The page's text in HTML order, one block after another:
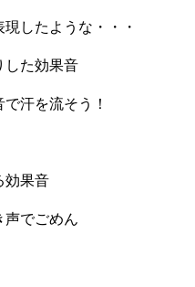
したような・・・
した効果音
汗を流そう！
効果音
声でごめん